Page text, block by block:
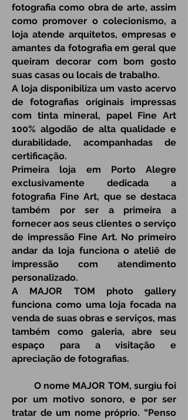
fotografia como obra de arte, assim
como promover o colecionismo, a
loja atende arquitetos, empresas e
amantes da fotografia em geral que
queiram decorar com bom gosto
suas casas ou locais de trabalho.
A loja disponibiliza um vasto acervo
de fotografias originais impressas
com tinta mineral, papel Fine Art
100% algodão de alta qualidade e
durabilidade, acompanhadas de
certificação.
Primeira loja em Porto Alegre
exclusivamente dedicada a
fotografia Fine Art, que se destaca
também por ser a primeira a
fornecer aos seus clientes o serviço
de impressão Fine Art. No primeiro
andar da loja funciona o ateliê de
impressão com atendimento
personalizado.
A MAJOR TOM photo gallery
funciona como uma loja focada na
venda de suas obras e serviços, mas
também como galeria, abre seu
espaço para a visitação e
apreciação de fotografias.
O nome MAJOR TOM, surgiu foi
por um motivo sonoro, e por ser
tratar de um nome próprio. “Penso